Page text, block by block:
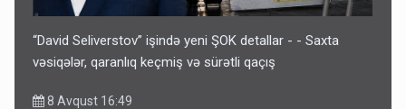
“David Seliverstov” işində yeni ŞOK detallar - - Saxta
vəsiqələr, qaranlıq keçmiş və sürətli qaçış
8 Avqust 16:49